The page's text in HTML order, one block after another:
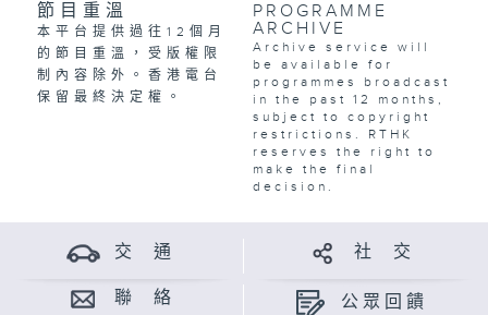
節目重溫
本平台提供過往12個月
的節目重溫，受版權限
制內容除外。香港電台
保留最終決定權。
PROGRAMME
ARCHIVE
Archive service will
be available for
programmes broadcast
in the past 12 months,
subject to copyright
restrictions. RTHK
reserves the right to
make the final
decision.
交 通 社 交
聯 絡 公眾回饋